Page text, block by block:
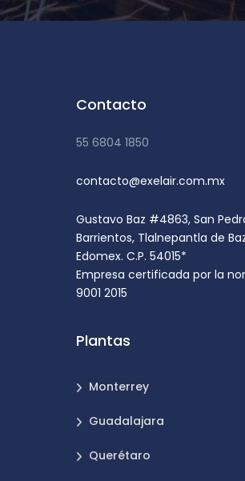
Contacto
55 6804 1850
contacto@exelair.com.mx
Gustavo Baz #4863, San
Barrientos, Tlalnepantla de
Edomex. C.P. 54015*
Empresa certificada por la
9001 2015
Plantas
Monterrey
Guadalajara
Querétaro